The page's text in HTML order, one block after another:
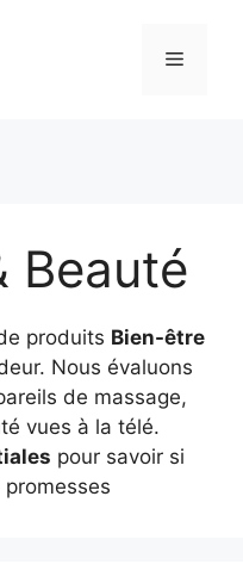
Menu
Beauté
produits Bien-être
Nous évaluons
de massage,
vues à la télé.
pour savoir si